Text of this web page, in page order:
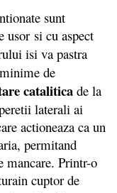
sunt
usor si cu aspect
isi va pastra
de
catalitica de la
laterali ai
actioneaza ca un
permitand
mancare. Printr-o
cuptor de